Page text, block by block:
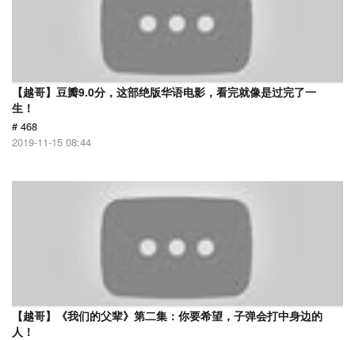
【越哥】豆瓣9.0分，这部绝版华语电影，看完就像是过完了一
生！
# 468
2019-11-15 08:44
【越哥】《我们的父辈》第二集：你要希望，子弹会打中身边的
人！